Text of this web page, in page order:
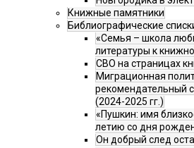
Книжные памятники
Библиографические
«Семья – школа
литературы к
СВО на страницах
Миграционная
рекомендательный
(2024-2025 гг.)
«Пушкин: имя
летию со дня
Он добрый след